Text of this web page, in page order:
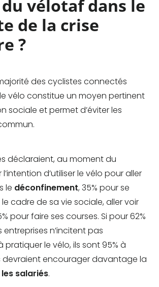
du vélotaf dans le
de la crise
?
des cyclistes connectés
vélo constitue un moyen pertinent
sociale et permet d’éviter les
déclaraient, au moment du
d’utiliser le vélo pour aller
le déconfinement, 35% pour se
cadre de sa vie sociale, aller voir
pour faire ses courses. Si pour 62%
entreprises n’incitent pas
le vélo, ils sont 95% à
devraient encourager davantage la
salariés.